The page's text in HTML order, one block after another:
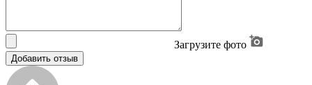
Загрузите фото
Добавить отзыв